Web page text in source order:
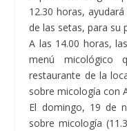
12.30 horas,
de las setas, para su
A las 14.00 horas,
menú micológico
restaurante de la
sobre micología con
El domingo, 19 de
sobre micología